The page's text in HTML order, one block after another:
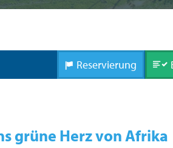
Reservierung
grüne Herz von Afrika